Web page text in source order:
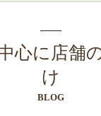
心に店舗
け
BLOG